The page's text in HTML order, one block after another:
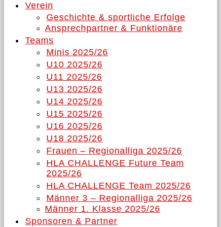
Verein
Geschichte & sportliche Erfolge
Ansprechpartner & Funktionäre
Teams
Minis 2025/26
U10 2025/26
U11 2025/26
U13 2025/26
U14 2025/26
U15 2025/26
U16 2025/26
U18 2025/26
Frauen – Regionalliga 2025/26
HLA CHALLENGE Future Team
2025/26
HLA CHALLENGE Team 2025/26
Männer 3 – Regionalliga 2025/26
Männer 1. Klasse 2025/26
Sponsoren & Partner